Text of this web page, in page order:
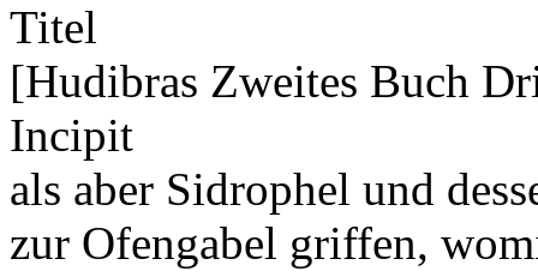
Titel
[Hudibras Zweites Buch
Incipit
als aber Sidrophel und
zur Ofengabel griffen,